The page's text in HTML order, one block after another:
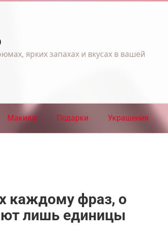
ярких запахах и вкусах в вашей
Макияж Подарки Украшения
каждому фраз, о
лишь единицы